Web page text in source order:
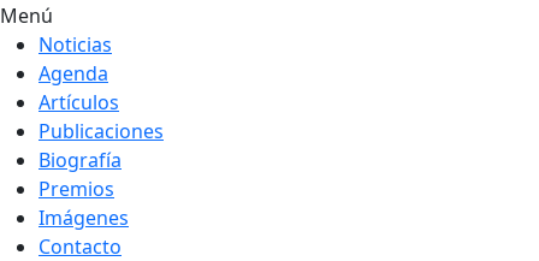
Menú
Noticias
Agenda
Artículos
Publicaciones
Biografía
Premios
Imágenes
Contacto